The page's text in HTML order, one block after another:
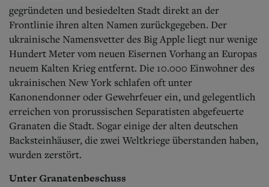
Kontakt
Impressum
Datenschutz
gegründeten und besiedelten Stadt direkt an der
Frontlinie ihren alten Namen zurückgegeben. Der
ukrainische Namensvetter des Big Apple liegt nur wenige
Hundert Meter vom neuen Eisernen Vorhang an Europas
neuem Kalten Krieg entfernt. Die 10.000 Einwohner des
ukrainischen New York schlafen oft unter
Kanonendonner oder Gewehrfeuer ein, und gelegentlich
erreichen von prorussischen Separatisten abgefeuerte
Granaten die Stadt. Sogar einige der alten deutschen
Backsteinhäuser, die zwei Weltkriege überstanden haben,
wurden zerstört.
Unter Granatenbeschuss